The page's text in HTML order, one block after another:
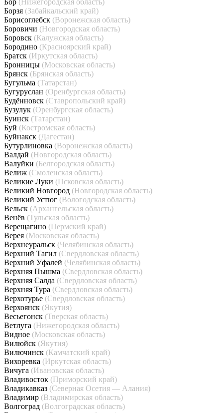
Бор (Нижегородская область)
Борзя (Забайкальский край)
Борисоглебск (Воронежская область)
Боровичи (Новгородская область)
Боровск (Калужская область)
Бородино (Красноярский край)
Братск (Иркутская область)
Бронницы (Московская область)
Брянск (Брянская область)
Бугульма (Татарстан)
Бугуруслан (Оренбургская область)
Будённовск (Ставропольский край)
Бузулук (Оренбургская область)
Буинск (Татарстан)
Буй (Костромская область)
Буйнакск (Дагестан)
Бутурлиновка (Воронежская область)
Валдай (Новгородская область)
Валуйки (Белгородская область)
Велиж (Смоленская область)
Великие Луки (Псковская область)
Великий Новгород (Новгородская область)
Великий Устюг (Вологодская область)
Вельск (Архангельская область)
Венёв (Тульская область)
Верещагино (Пермский край)
Верея (Московская область)
Верхнеуральск (Челябинская область)
Верхний Тагил (Свердловская область)
Верхний Уфалей (Челябинская область)
Верхняя Пышма (Свердловская область)
Верхняя Салда (Свердловская область)
Верхняя Тура (Свердловская область)
Верхотурье (Свердловская область)
Верхоянск (Якутия)
Весьегонск (Тверская область)
Ветлуга (Нижегородская область)
Видное (Московская область)
Вилюйск (Якутия)
Вилючинск (Камчатский край)
Вихоревка (Иркутская область)
Вичуга (Ивановская область)
Владивосток (Приморский край)
Владикавказ (Северная Осетия — Алания)
Владимир (Владимирская область)
Волгоград (Волгоградская область)